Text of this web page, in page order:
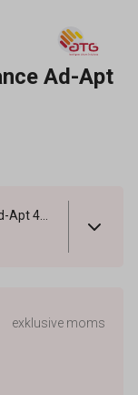
Ad-Apt
Handske MaxiFlex Endurance Ad-Apt 42-848 6
exklusive moms